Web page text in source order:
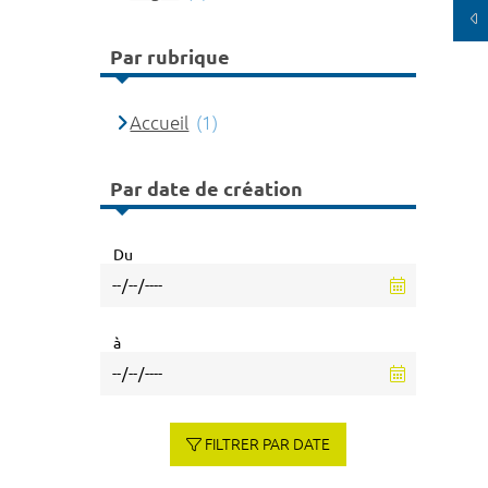
Par rubrique
Accueil (1)
Par date de création
Du
à
FILTRER PAR DATE